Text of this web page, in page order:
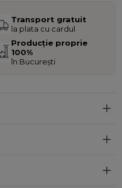
Transport gratuit
la plata cu cardul
Producție proprie
100%
în București